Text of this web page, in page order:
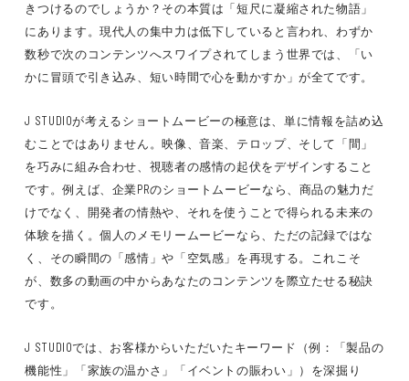
きつけるのでしょうか？その本質は「短尺に凝縮された物語」
にあります。現代人の集中力は低下していると言われ、わずか
数秒で次のコンテンツへスワイプされてしまう世界では、「い
かに冒頭で引き込み、短い時間で心を動かすか」が全てです。
J STUDIOが考えるショートムービーの極意は、単に情報を詰め込
むことではありません。映像、音楽、テロップ、そして「間」
を巧みに組み合わせ、視聴者の感情の起伏をデザインすること
です。例えば、企業PRのショートムービーなら、商品の魅力だ
けでなく、開発者の情熱や、それを使うことで得られる未来の
体験を描く。個人のメモリームービーなら、ただの記録ではな
く、その瞬間の「感情」や「空気感」を再現する。これこそ
が、数多の動画の中からあなたのコンテンツを際立たせる秘訣
です。
J STUDIOでは、お客様からいただいたキーワード（例：「製品の
機能性」「家族の温かさ」「イベントの賑わい」）を深掘り